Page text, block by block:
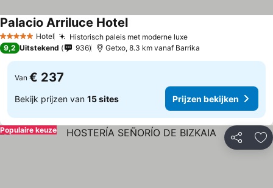
5 Sterren Hotel Historisch paleis met moderne luxe
Palacio Arriluce Hotel
9,2 Uitstekend 936 Getxo, 8.3 km vanaf Barrika
Van € 237
Bekijk prijzen van 15 sites Prijzen bekijken
Delen
Populaire keuze